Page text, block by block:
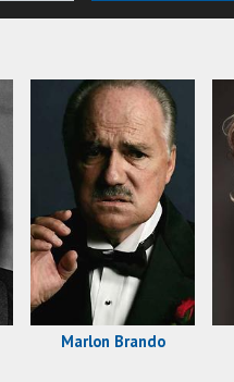
Marlon Brando